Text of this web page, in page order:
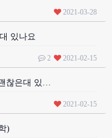
2021-03-28
있나요
2 2021-02-15
찮은대 있…
2021-02-15
)